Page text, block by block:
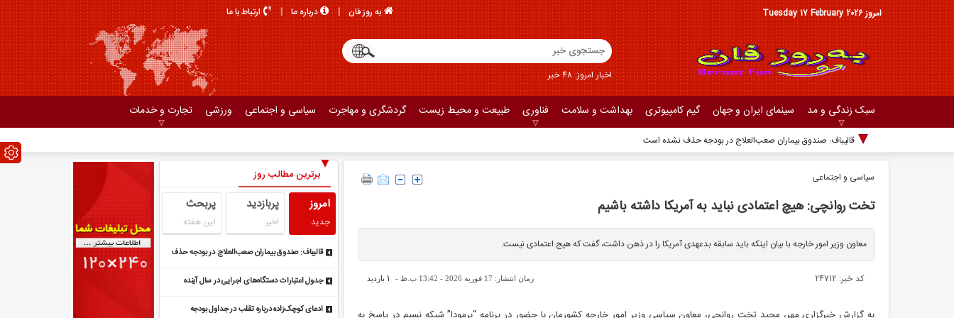
امروز Tuesday 17 February 2026 به روز فان درباره ما ارتباط با ما
اخبار امروز: 48 خبر
سبک زندگی و مد سینمای ایران و جهان گیم کامپیوتری بهداشت و سلامت فناوری طبیعت و محیط زیست گردشگری و مهاجرت سیاسی و اجتماعی ورزشی تجارت و خدمات
جدول
سیاسی و اجتماعی
تخت روانچی: هیچ اعتمادی نباید به آمریکا داشته باشیم
معاون وزیر امور خارجه با بیان اینکه باید سابقه بدعهدی آمریکا را در ذهن داشت، گفت که هیج اعتمادی نیست.
کد خبر: 24712 زمان انتشار: 17 فوریه 2026 - 13:42 ب.ظ - 1بازدید
برترین مطالب روز
امروز
جدید
پربازدید
اخیر
پربحث
این هفته
قالیباف: صندوق بیماران صعب‌العلاج در بودجه حذف
جدول اعتبارات دستگاه‌های اجرایی در سال آینده
ادعای کوچک‌زاده درباره تقلب در جداول بودجه